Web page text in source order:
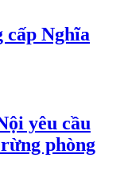
cấp Nghĩa
yêu cầu
phòng